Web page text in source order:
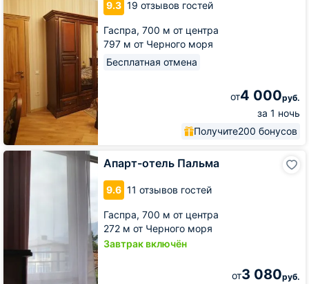
9.3 19 отзывов гостей
Гаспра, 700 м от центра
797 м от Черного моря
Бесплатная отмена
от4 000руб.
за 1 ночь
Получите200 бонусов
Апарт-отель Пальма
9.6 11 отзывов гостей
Гаспра, 700 м от центра
272 м от Черного моря
Завтрак включён
от3 080руб.
Апарт-
Пальма